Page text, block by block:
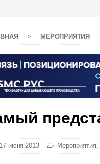
> МЕРОПРИЯТИЯ
17 июня 2013 Мероприятия,